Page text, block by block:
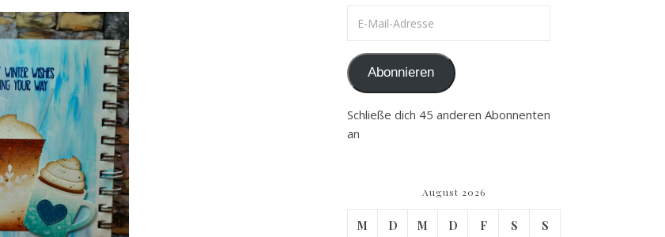
Abonnieren
Schließe dich 45 anderen Abonnenten
an
August 2026
M D M D F S S